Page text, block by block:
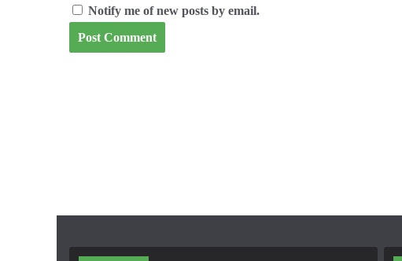
Notify me of new posts by email.